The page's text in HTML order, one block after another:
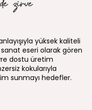
yüksek kaliteli
eseri olarak gören
dostu üretim
kokularıyla
sunmayı hedefler.